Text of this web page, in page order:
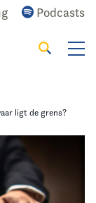
Podcasts
Zoeken
ligt de grens?